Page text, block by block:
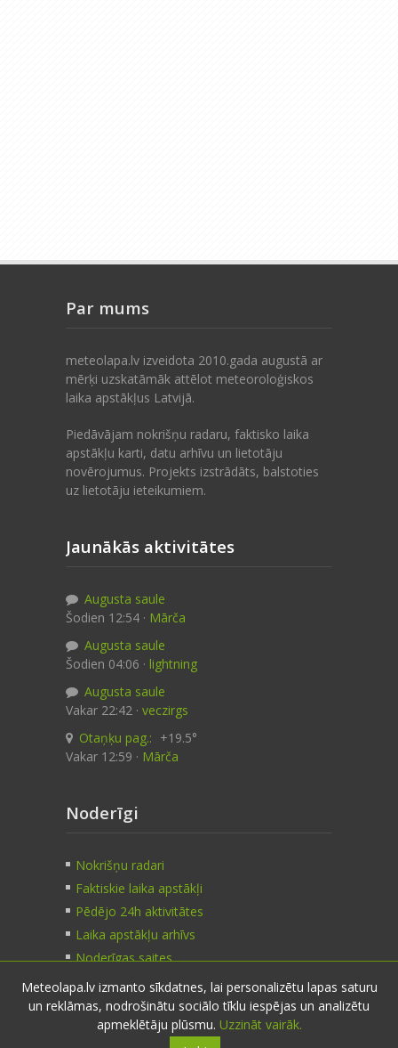
Par mums
meteolapa.lv izveidota 2010.gada augustā ar
mērķi uzskatāmāk attēlot meteoroloģiskos
laika apstākļus Latvijā.
Piedāvājam nokrišņu radaru, faktisko laika
apstākļu karti, datu arhīvu un lietotāju
novērojumus. Projekts izstrādāts, balstoties
uz lietotāju ieteikumiem.
Jaunākās aktivitātes
Augusta saule
Šodien 12:54 · Mārča
Augusta saule
Šodien 04:06 · lightning
Augusta saule
Vakar 22:42 · veczirgs
Otaņķu pag.: +19.5°
Vakar 12:59 · Mārča
Noderīgi
Nokrišņu radari
Faktiskie laika apstākļi
Pēdējo 24h aktivitātes
Laika apstākļu arhīvs
Noderīgas saites
Kontakti
Meteolapa.lv izmanto sīkdatnes, lai personalizētu lapas saturu
un reklāmas, nodrošinātu sociālo tīklu iespējas un analizētu
apmeklētāju plūsmu. Uzzināt vairāk.